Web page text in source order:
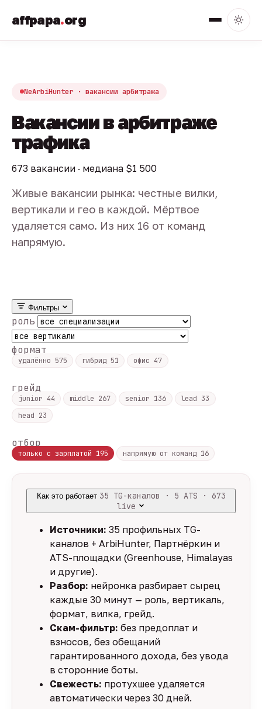
affpapa.org
NeArbiHunter · вакансии арбитража
Вакансии в арбитраже
трафика
673 вакансии · медиана $1 500
Живые вакансии рынка: честные вилки,
вертикали и гео в каждой. Мёртвое
удаляется само. Из них 16 от команд
напрямую.
Фильтры
роль
формат
удалённо 575 гибрид 51 офис 47
грейд
junior 44 middle 267 senior 136 lead 33
head 23
отбор
только с зарплатой 195 напрямую от команд 16
Как это работает 35 TG-каналов · 5 ATS · 673
live
Источники: 35 профильных TG-
каналов + ArbiHunter, Партнёркин и
ATS-площадки (Greenhouse, Himalayas
и другие).
Разбор: нейронка разбирает сырец
каждые 30 минут — роль, вертикаль,
формат, вилка, грейд.
Скам-фильтр: без предоплат и
взносов, без обещаний
гарантированного дохода, без увода
в сторонние боты.
Свежесть: протухшее удаляется
автоматически через 30 дней.